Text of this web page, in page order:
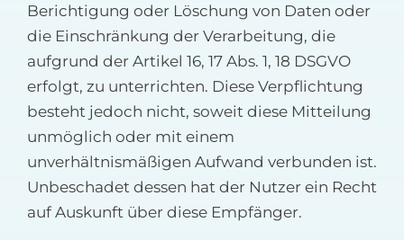
Berichtigung oder Löschung von Daten oder
die Einschränkung der Verarbeitung, die
aufgrund der Artikel 16, 17 Abs. 1, 18 DSGVO
erfolgt, zu unterrichten. Diese Verpflichtung
besteht jedoch nicht, soweit diese Mitteilung
unmöglich oder mit einem
unverhältnismäßigen Aufwand verbunden ist.
Unbeschadet dessen hat der Nutzer ein Recht
auf Auskunft über diese Empfänger.